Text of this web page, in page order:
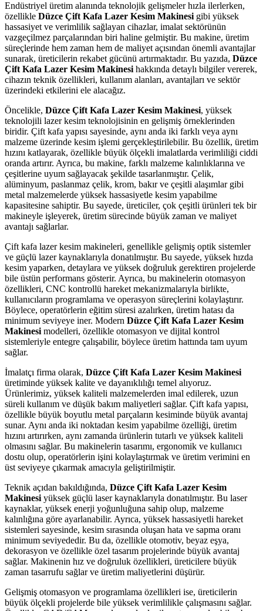
Endüstriyel üretim alanında teknolojik gelişmeler hızla ilerlerken,
özellikle Düzce Çift Kafa Lazer Kesim Makinesi gibi yüksek
hassasiyet ve verimlilik sağlayan cihazlar, imalat sektörünün
vazgeçilmez parçalarından biri haline gelmiştir. Bu makine, üretim
süreçlerinde hem zaman hem de maliyet açısından önemli avantajlar
sunarak, üreticilerin rekabet gücünü artırmaktadır. Bu yazıda, Düzce
Çift Kafa Lazer Kesim Makinesi hakkında detaylı bilgiler vererek,
cihazın teknik özellikleri, kullanım alanları, avantajları ve sektör
üzerindeki etkilerini ele alacağız.
Öncelikle, Düzce Çift Kafa Lazer Kesim Makinesi, yüksek
teknolojili lazer kesim teknolojisinin en gelişmiş örneklerinden
biridir. Çift kafa yapısı sayesinde, aynı anda iki farklı veya aynı
malzeme üzerinde kesim işlemi gerçekleştirilebilir. Bu özellik, üretim
hızını katlayarak, özellikle büyük ölçekli imalatlarda verimliliği ciddi
oranda artırır. Ayrıca, bu makine, farklı malzeme kalınlıklarına ve
çeşitlerine uyum sağlayacak şekilde tasarlanmıştır. Çelik,
alüminyum, paslanmaz çelik, krom, bakır ve çeşitli alaşımlar gibi
metal malzemelerde yüksek hassasiyetle kesim yapabilme
kapasitesine sahiptir. Bu sayede, üreticiler, çok çeşitli ürünleri tek bir
makineyle işleyerek, üretim sürecinde büyük zaman ve maliyet
avantajı sağlarlar.
Çift kafa lazer kesim makineleri, genellikle gelişmiş optik sistemler
ve güçlü lazer kaynaklarıyla donatılmıştır. Bu sayede, yüksek hızda
kesim yaparken, detaylara ve yüksek doğruluk gerektiren projelerde
bile üstün performans gösterir. Ayrıca, bu makinelerin otomasyon
özellikleri, CNC kontrollü hareket mekanizmalarıyla birlikte,
kullanıcıların programlama ve operasyon süreçlerini kolaylaştırır.
Böylece, operatörlerin eğitim süresi azalırken, üretim hatası da
minimum seviyeye iner. Modern Düzce Çift Kafa Lazer Kesim
Makinesi modelleri, özellikle otomasyon ve dijital kontrol
sistemleriyle entegre çalışabilir, böylece üretim hattında tam uyum
sağlar.
İmalatçı firma olarak, Düzce Çift Kafa Lazer Kesim Makinesi
üretiminde yüksek kalite ve dayanıklılığı temel alıyoruz.
Ürünlerimiz, yüksek kaliteli malzemelerden imal edilerek, uzun
süreli kullanım ve düşük bakım maliyetleri sağlar. Çift kafa yapısı,
özellikle büyük boyutlu metal parçaların kesiminde büyük avantaj
sunar. Aynı anda iki noktadan kesim yapabilme özelliği, üretim
hızını artırırken, aynı zamanda ürünlerin tutarlı ve yüksek kaliteli
olmasını sağlar. Bu makinelerin tasarımı, ergonomik ve kullanıcı
dostu olup, operatörlerin işini kolaylaştırmak ve üretim verimini en
üst seviyeye çıkarmak amacıyla geliştirilmiştir.
Teknik açıdan bakıldığında, Düzce Çift Kafa Lazer Kesim
Makinesi yüksek güçlü laser kaynaklarıyla donatılmıştır. Bu laser
kaynaklar, yüksek enerji yoğunluğuna sahip olup, malzeme
kalınlığına göre ayarlanabilir. Ayrıca, yüksek hassasiyetli hareket
sistemleri sayesinde, kesim sırasında oluşan hata ve sapma oranı
minimum seviyededir. Bu da, özellikle otomotiv, beyaz eşya,
dekorasyon ve özellikle özel tasarım projelerinde büyük avantaj
sağlar. Makinenin hız ve doğruluk özellikleri, üreticilere büyük
zaman tasarrufu sağlar ve üretim maliyetlerini düşürür.
Gelişmiş otomasyon ve programlama özellikleri ise, üreticilerin
büyük ölçekli projelerde bile yüksek verimlilikle çalışmasını sağlar.